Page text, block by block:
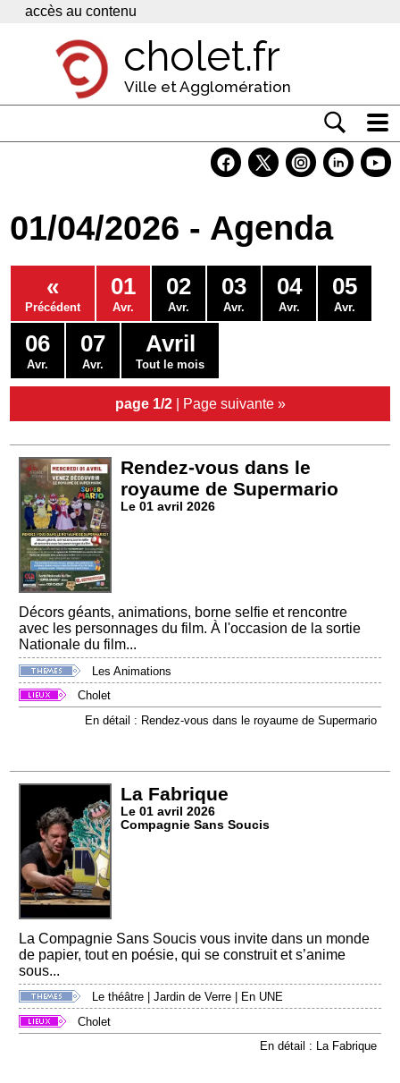
Panneau de gestion des cookies
accès au contenu
cholet.fr
Ville et Agglomération
Economie
Services
Contacts
01/04/2026 - Agenda
«
Précédent
01
Avr.
02
Avr.
03
Avr.
04
Avr.
05
Avr.
06
Avr.
07
Avr.
Avril
Tout le mois
page 1/2| Page suivante »
Rendez-vous dans le
royaume de Supermario
Le 01 avril 2026
Décors géants, animations, borne selfie et rencontre
avec les personnages du film. À l'occasion de la sortie
Nationale du film...
Les Animations
Cholet
En détail : Rendez-vous dans le royaume de Supermario
La Fabrique
Le 01 avril 2026
Compagnie Sans Soucis
La Compagnie Sans Soucis vous invite dans un monde
de papier, tout en poésie, qui se construit et s’anime
sous...
Le théâtre |Jardin de Verre
En UNE
Cholet
En détail : La Fabrique